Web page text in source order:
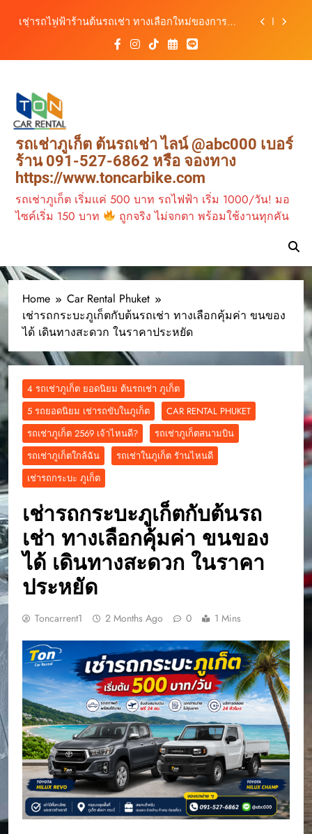
ต้นรถเช่ามอเตอร์ไซค์ภูเก็ต ราคาประหยัด ขี่ง่าย รับ
เช่ารถมอเตอร์ไซค์ภูเก็ต กับต้นรถเช่า เดินทาง
สะดวก ราคาประหยัด เริ่มต้นเพียง 150 บาท/วัน
รถ ตอบโจทย์ทุกการเดินทางในภูเก็ต
เช่ารถไฟฟ้าร้านต้นรถเช่า ทางเลือกใหม่ของการ
เที่ยวภูเก็ต ขับเงียบ ประหยัด และทันสมัย
ต้นรถเช่ามอเตอร์ไซค์ภูเก็ต ราคาประหยัด ขี่ง่าย รับ
รถสะดวก 24 ชั่วโมง
รถเช่าภูเก็ต ต้นรถเช่า ไลน์ @abc000 เบอร์
ร้าน 091-527-6862 หรือ จองทาง
https://www.toncarbike.com
รถเช่าภูเก็ต เริ่มแค่ 500 บาท รถไฟฟ้า เริ่ม 1000/วัน! มอ
ไซค์เริ่ม 150 บาท
ถูกจริง ไม่จกตา พร้อมใช้งานทุกคัน
Home
Car Rental Phuket
เช่ารถกระบะภูเก็ตกับต้นรถเช่า ทางเลือกคุ้มค่า ขนของ
ได้ เดินทางสะดวก ในราคาประหยัด
4 รถเช่าภูเก็ต ยอดนิยม ต้นรถเช่า ภูเก็ต
5 รถยอดนิยม เช่ารถขับในภูเก็ต
CAR RENTAL PHUKET
รถเช่าภูเก็ต 2569 เจ้าไหนดี?
รถเช่าภูเก็ตสนามบิน
รถเช่าภูเก็ตใกล้ฉัน
รถเช่าในภูเก็ต รัานไหนดี
เช่ารถกระบะ ภูเก็ต
เช่ารถกระบะภูเก็ตกับต้นรถ
เช่า ทางเลือกคุ้มค่า ขนของ
ได้ เดินทางสะดวก ในราคา
ประหยัด
Toncarrent1 2 Months Ago 0 1 Mins